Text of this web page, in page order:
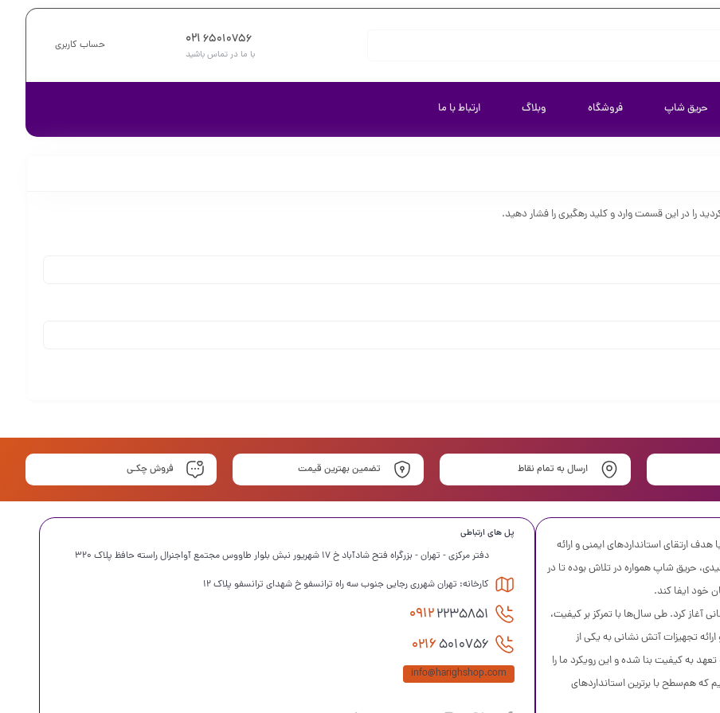
65010756
021
با ما در تماس باشید
حساب کاربری
حریق شاپ فروشگاه وبلاگ ارتباط با ما
را در این قسمت وارد و کلید رهگیری را فشار دهید.
ارسال به تمام نقاط تضمین بهترین قیمت فروش چکـی
ارتقای استانداردهای ایمنی و ارائه
حریق شاپ همواره در تلاش بوده تا در
خود ایفا کند.
آتش نشانی آغاز کرد. طی سال‌ها با تمرکز بر کیفیت،
تجهیزات آتش نشانی به یکی از
به کیفیت بنا شده و این رویکرد ما را
که هم‌سطح با برترین استانداردهای
پل های ارتباطی
دفتر مرکزی - تهران - بزرگراه فتح شادآباد خ ۱۷ شهریور نبش بلوار طاووس مجتمع آواجنرال راسته حافظ پلاک ۳۲۰
کارخانه: تهران شهرری رجایی جنوب سه راه ترانسفو خ شهدای ترانسفو پلاک ۱۲
09122235851
02165010756
info@harighshop.com